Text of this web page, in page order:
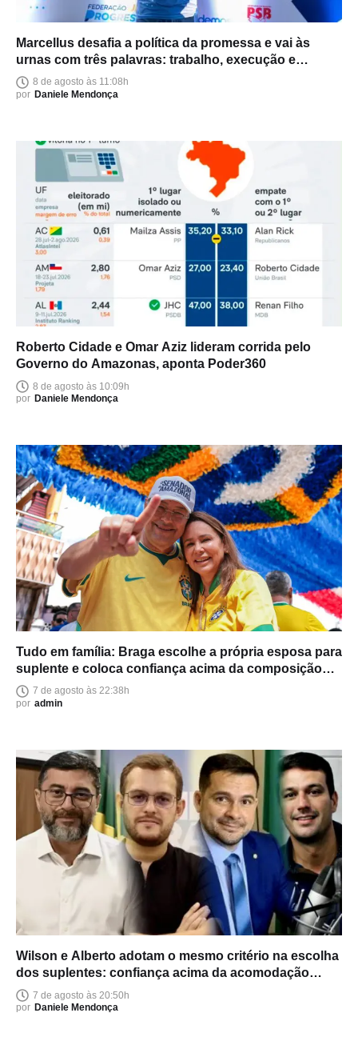
Marcellus desafia a política da promessa e vai às
urnas com três palavras: trabalho, execução e
entrega
8 de agosto às 11:08h
por Daniele Mendonça
Roberto Cidade e Omar Aziz lideram corrida pelo
Governo do Amazonas, aponta Poder360
8 de agosto às 10:09h
por Daniele Mendonça
Tudo em família: Braga escolhe a própria esposa para
suplente e coloca confiança acima da composição
política
7 de agosto às 22:38h
por admin
Wilson e Alberto adotam o mesmo critério na escolha
dos suplentes: confiança acima da acomodação
política
7 de agosto às 20:50h
por Daniele Mendonça